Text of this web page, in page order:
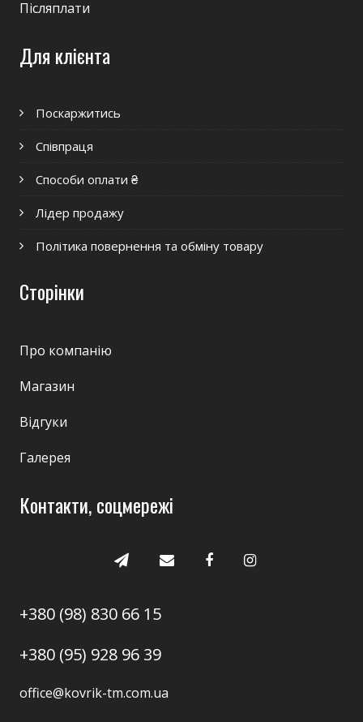
Післяплати
Для клієнта
Поскаржитись
Співпраця
Способи оплати ₴
Лідер продажу
Політика повернення та обміну товару
Сторінки
Про компанію
Магазин
Відгуки
Галерея
Контакти, соцмережі
+380 (98) 830 66 15
+380 (95) 928 96 39
office@kovrik-tm.com.ua